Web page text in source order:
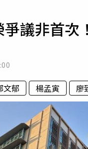
專欄
爭議非首
文郁 楊孟寅 廖